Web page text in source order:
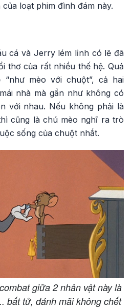
loạt phim đình đám này.
cá và Jerry lém lỉnh có lẽ đã
thơ của rất nhiều thế hệ. Quả
mèo với chuột”, cả hai
nhà mà gần như không có
với nhau. Nếu không phải là
cũng là chú mèo nghĩ ra trò
sống của chuột nhắt.
giữa 2 nhân vật này là
bất tử, đánh mãi không chết